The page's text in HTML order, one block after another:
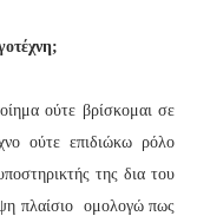
ούτε βρίσκομαι σε
ούτε επιδιώκω ρόλο
της δια του
πλαίσιο ομολογώ πως